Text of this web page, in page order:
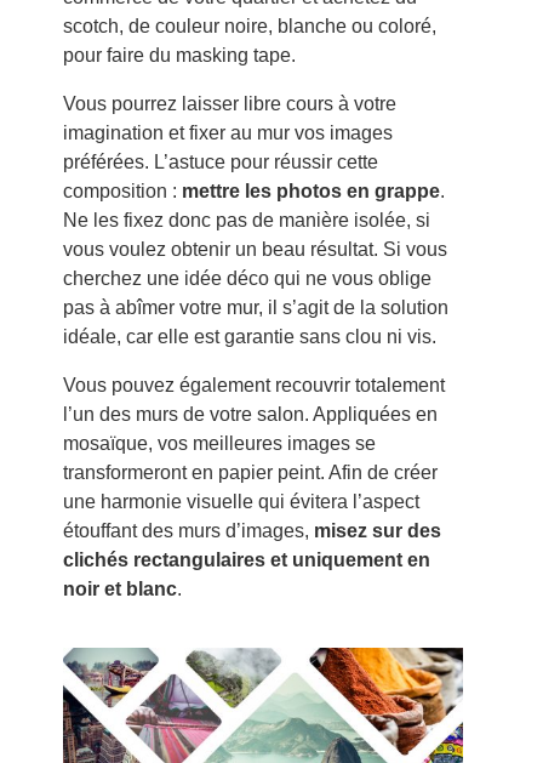
scotch, de couleur noire, blanche ou coloré,
pour faire du masking tape.
Vous pourrez laisser libre cours à votre
imagination et fixer au mur vos images
préférées. L’astuce pour réussir cette
composition : mettre les photos en grappe.
Ne les fixez donc pas de manière isolée, si
vous voulez obtenir un beau résultat. Si vous
cherchez une idée déco qui ne vous oblige
pas à abîmer votre mur, il s’agit de la solution
idéale, car elle est garantie sans clou ni vis.
Vous pouvez également recouvrir totalement
l’un des murs de votre salon. Appliquées en
mosaïque, vos meilleures images se
transformeront en papier peint. Afin de créer
une harmonie visuelle qui évitera l’aspect
étouffant des murs d’images, misez sur des
clichés rectangulaires et uniquement en
noir et blanc.